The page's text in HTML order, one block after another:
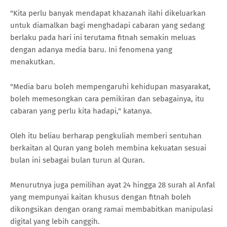
"Kita perlu banyak mendapat khazanah ilahi dikeluarkan
untuk diamalkan bagi menghadapi cabaran yang sedang
berlaku pada hari ini terutama fitnah semakin meluas
dengan adanya media baru. Ini fenomena yang
menakutkan.
"Media baru boleh mempengaruhi kehidupan masyarakat,
boleh memesongkan cara pemikiran dan sebagainya, itu
cabaran yang perlu kita hadapi," katanya.
Oleh itu beliau berharap pengkuliah memberi sentuhan
berkaitan al Quran yang boleh membina kekuatan sesuai
bulan ini sebagai bulan turun al Quran.
Menurutnya juga pemilihan ayat 24 hingga 28 surah al Anfal
yang mempunyai kaitan khusus dengan fitnah boleh
dikongsikan dengan orang ramai membabitkan manipulasi
digital yang lebih canggih.